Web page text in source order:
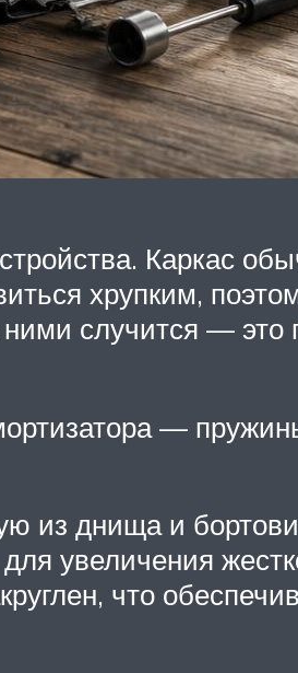
Каркас
хрупким,
случится — это
—
из днища и
увеличения
что